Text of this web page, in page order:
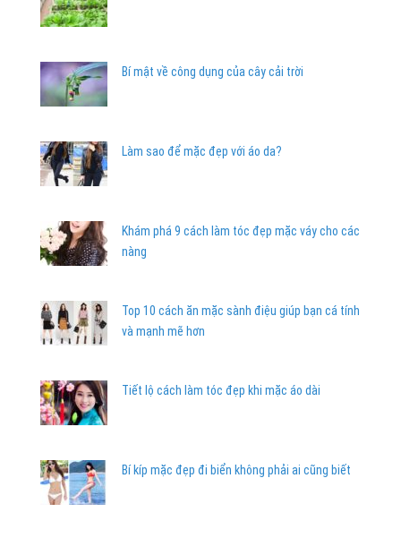
Bí mật về công dụng của cây cải trời
Làm sao để mặc đẹp với áo da?
Khám phá 9 cách làm tóc đẹp mặc váy cho các
nàng
Top 10 cách ăn mặc sành điệu giúp bạn cá tính
và mạnh mẽ hơn
Tiết lộ cách làm tóc đẹp khi mặc áo dài
Bí kíp mặc đẹp đi biển không phải ai cũng biết